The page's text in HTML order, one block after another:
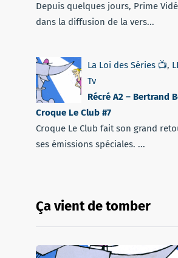
Depuis quelques jours, Prime
dans la diffusion de la vers...
La Loi des Séries 📺,
Tv
Récré A2 – Bertrand
Croque Le Club #7
Croque Le Club fait son grand
ses émissions spéciales. ...
Ça vient de tomber